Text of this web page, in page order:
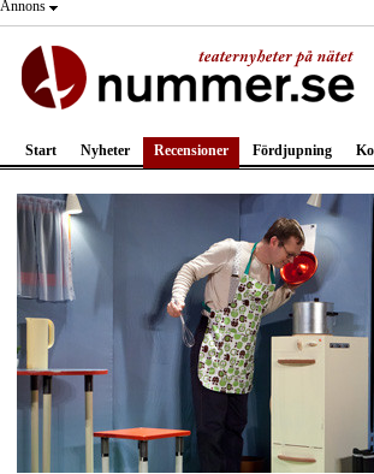
Annons
Start Nyheter Recensioner Fördjupning